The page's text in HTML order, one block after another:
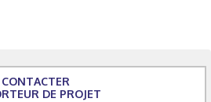
CONTACTER
DE PROJET